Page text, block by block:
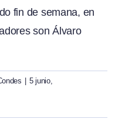
fin de semana, en
son Álvaro
5 junio,